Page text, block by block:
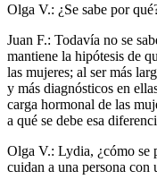
Olga V.: ¿Se sabe por
Juan F.: Todavía no se
mantiene la hipótesis de
las mujeres; al ser más
y más diagnósticos en
carga hormonal de las
a qué se debe esa
Olga V.: Lydia, ¿cómo se
cuidan a una persona